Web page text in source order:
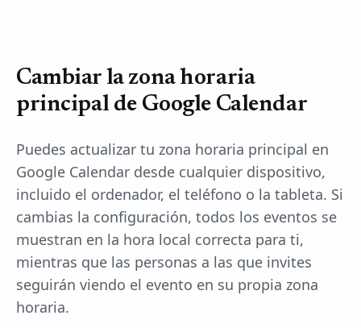
Cambiar la zona horaria
principal de Google Calendar
Puedes actualizar tu zona horaria principal en
Google Calendar desde cualquier dispositivo,
incluido el ordenador, el teléfono o la tableta. Si
cambias la configuración, todos los eventos se
muestran en la hora local correcta para ti,
mientras que las personas a las que invites
seguirán viendo el evento en su propia zona
horaria.